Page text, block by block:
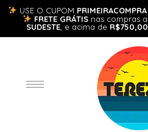
USE O CUPOM PRIMEIRACOMPRA
FRETE GRÁTISnas compras
SUDESTE , e acima de R$750,00